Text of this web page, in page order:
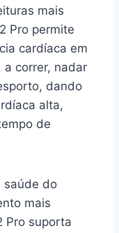
mais
Pro permite
cardíaca em
a correr, nadar
dando
alta,
de
saúde do
mais
Pro suporta